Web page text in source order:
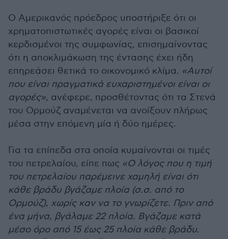
Ο Αμερικανός πρόεδρος υποστήριξε ότι οι
χρηματοπιστωτικές αγορές είναι οι βασικοί
κερδισμένοι της συμφωνίας, επισημαίνοντας
ότι η αποκλιμάκωση της έντασης έχει ήδη
επηρεάσει θετικά το οικονομικό κλίμα. «Αυτοί
που είναι πραγματικά ευχαριστημένοι είναι οι
αγορές», ανέφερε, προσθέτοντας ότι τα Στενά
του Ορμούζ αναμένεται να ανοίξουν πλήρως
μέσα στην επόμενη μία ή δύο ημέρες.
Για τα επίπεδα στα οποία κυμαίνονται οι τιμές
του πετρελαίου, είπε πως «Ο λόγος που η τιμή
του πετρελαίου παρέμεινε χαμηλή είναι ότι
κάθε βράδυ βγάζαμε πλοία (σ.σ. από το
Ορμούζ), χωρίς καν να το γνωρίζετε. Πριν από
ένα μήνα, βγάλαμε 22 πλοία. Βγάζαμε κατά
μέσο όρο από 15 έως 25 πλοία κάθε βράδυ.